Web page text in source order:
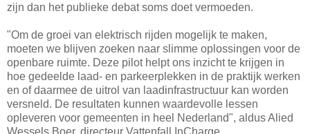
zijn dan het publieke debat soms doet vermoeden.
"Om de groei van elektrisch rijden mogelijk te maken,
moeten we blijven zoeken naar slimme oplossingen voor de
openbare ruimte. Deze pilot helpt ons inzicht te krijgen in
hoe gedeelde laad- en parkeerplekken in de praktijk werken
en of daarmee de uitrol van laadinfrastructuur kan worden
versneld. De resultaten kunnen waardevolle lessen
opleveren voor gemeenten in heel Nederland", aldus Alied
Wessels Boer, directeur Vattenfall InCharge.